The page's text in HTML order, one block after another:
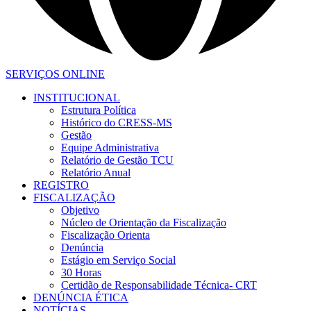
SERVIÇOS ONLINE
INSTITUCIONAL
Estrutura Política
Histórico do CRESS-MS
Gestão
Equipe Administrativa
Relatório de Gestão TCU
Relatório Anual
REGISTRO
FISCALIZAÇÃO
Objetivo
Núcleo de Orientação da Fiscalização
Fiscalização Orienta
Denúncia
Estágio em Serviço Social
30 Horas
Certidão de Responsabilidade Técnica- CRT
DENÚNCIA ÉTICA